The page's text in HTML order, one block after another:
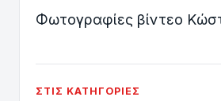
Φωτογραφίες βίντεο
ΣΤΙΣ ΚΑΤΗΓΟΡΊΕΣ